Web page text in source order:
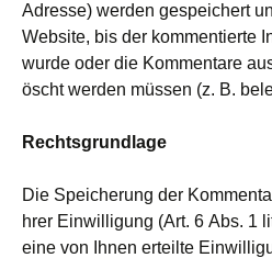
Adresse) werden gespeichert
Website, bis der kommentierte
wurde oder die Kommentare
öscht werden müssen (z. B.
Rechtsgrundlage
Die Speicherung der
hrer Einwilligung (Art. 6 Abs. 1
eine von Ihnen erteilte